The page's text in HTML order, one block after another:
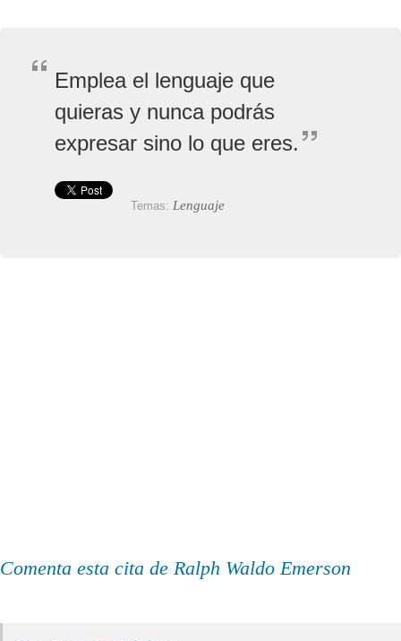
Emplea el lenguaje que
quieras y nunca podrás
expresar sino lo que eres.
Temas: Lenguaje
Comenta esta cita de Ralph Waldo Emerson